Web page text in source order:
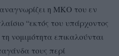
η ΜΚΟ του εν
“εκτός του υπάρχοντος
νομιμότητα επικαλούνται
τους περί